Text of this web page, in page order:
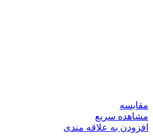
مقایسه
مشاهده سریع
افزودن به علاقه مندی